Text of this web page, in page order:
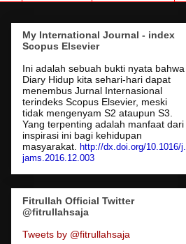
My International Journal - index
Scopus Elsevier
Ini adalah sebuah bukti nyata bahwa
Diary Hidup kita sehari-hari dapat
menembus Jurnal Internasional
terindeks Scopus Elsevier, meski
tidak mengenyam S2 ataupun S3.
Yang terpenting adalah manfaat dari
inspirasi ini bagi kehidupan
masyarakat.
http://dx.doi.org/10.1016/j.
jams.2016.12.003
Fitrullah Official Twitter
@fitrullahsaja
Tweets by @fitrullahsaja